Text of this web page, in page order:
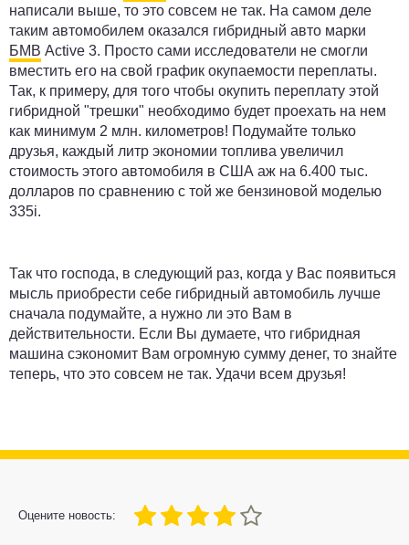
написали выше, то это совсем не так. На самом деле
таким автомобилем оказался гибридный авто марки
БМВ Active 3. Просто сами исследователи не смогли
вместить его на свой график окупаемости переплаты.
Так, к примеру, для того чтобы окупить переплату этой
гибридной "трешки" необходимо будет проехать на нем
как минимум 2 млн. километров! Подумайте только
друзья, каждый литр экономии топлива увеличил
стоимость этого автомобиля в США аж на 6.400 тыс.
долларов по сравнению с той же бензиновой моделью
335i.
Так что господа, в следующий раз, когда у Вас появиться
мысль приобрести себе гибридный автомобиль лучше
сначала подумайте, а нужно ли это Вам в
действительности. Если Вы думаете, что гибридная
машина сэкономит Вам огромную сумму денег, то знайте
теперь, что это совсем не так. Удачи всем друзья!
Оцените новость:
80
1 3 4 5